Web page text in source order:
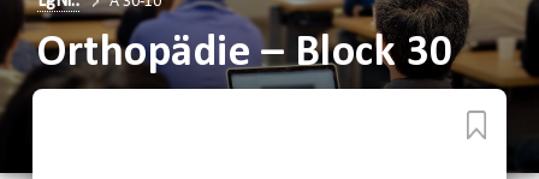
Orthopädie – Block 30